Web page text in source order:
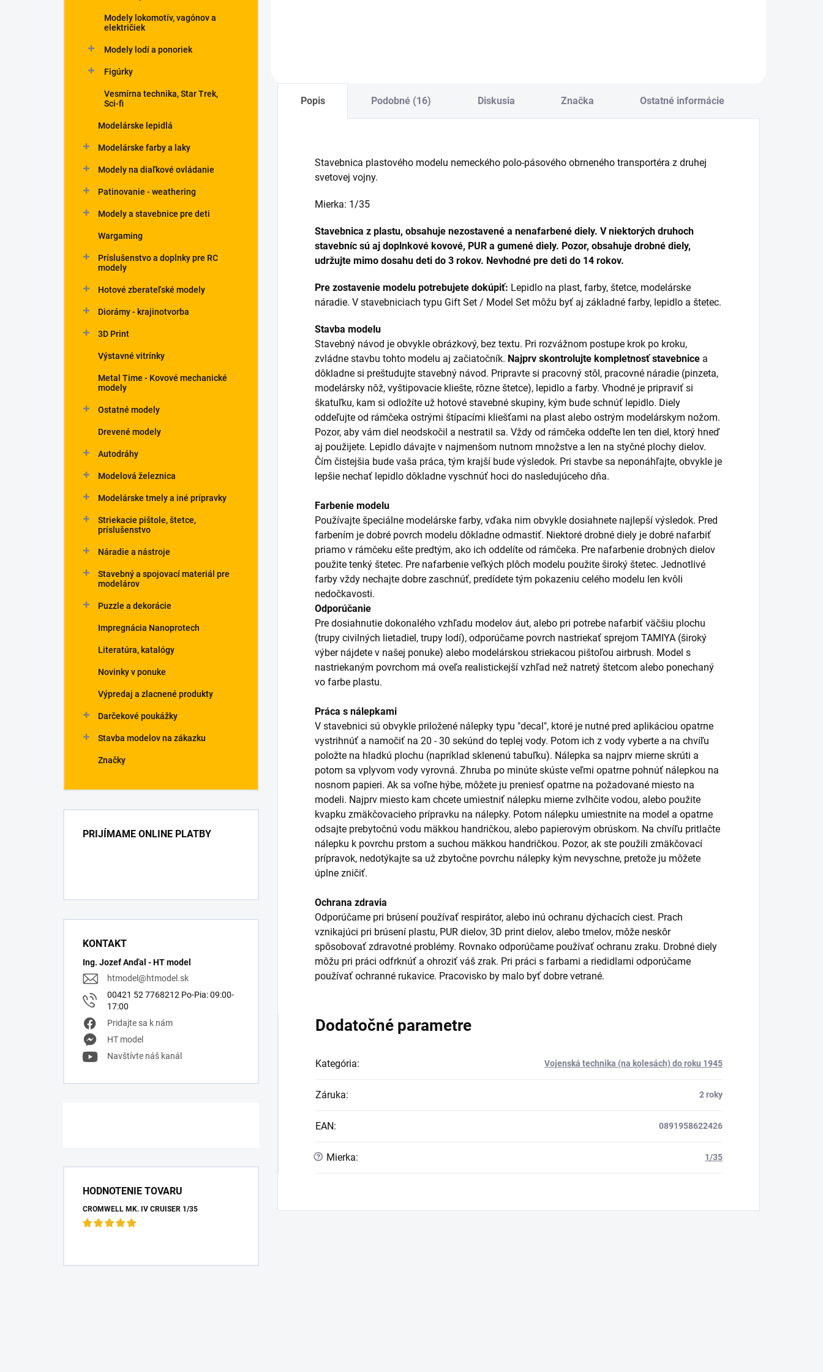
Modely lokomotív, vagónov a
električiek
Modely lodí a ponoriek
Figúrky
Vesmírna technika, Star Trek,
Sci-fi
Modelárske lepidlá
Modelárske farby a laky
Modely na diaľkové ovládanie
Patinovanie - weathering
Modely a stavebnice pre deti
Wargaming
Príslušenstvo a doplnky pre RC
modely
Hotové zberateľské modely
Diorámy - krajinotvorba
3D Print
Výstavné vitrínky
Metal Time - Kovové mechanické
modely
Ostatné modely
Drevené modely
Autodráhy
Modelová železnica
Modelárske tmely a iné prípravky
Striekacie pištole, štetce,
príslušenstvo
Náradie a nástroje
Stavebný a spojovací materiál pre
modelárov
Puzzle a dekorácie
Impregnácia Nanoprotech
Literatúra, katalógy
Novinky v ponuke
Výpredaj a zlacnené produkty
Darčekové poukážky
Stavba modelov na zákazku
Značky
PRIJÍMAME ONLINE PLATBY
KONTAKT
Ing. Jozef Anďal - HT model
htmodel@htmodel.sk
00421 52 7768212 Po-Pia: 09:00-
17:00
Pridajte sa k nám
HT model
Navštívte náš kanál
HODNOTENIE TOVARU
CROMWELL MK. IV CRUISER 1/35
Popis Podobné (16) Diskusia Značka Ostatné informácie
Stavebnica plastového modelu nemeckého polo-pásového obrneného transportéra z druhej
svetovej vojny.
Mierka: 1/35
Stavebnica z plastu, obsahuje nezostavené a nenafarbené diely. V niektorých druhoch
stavebníc sú aj doplnkové kovové, PUR a gumené diely. Pozor, obsahuje drobné diely,
udržujte mimo dosahu deti do 3 rokov. Nevhodné pre deti do 14 rokov.
Pre zostavenie modelu potrebujete dokúpiť: Lepidlo na plast, farby, štetce, modelárske
náradie. V stavebniciach typu Gift Set / Model Set môžu byť aj základné farby, lepidlo a štetec.
Stavba modelu
Stavebný návod je obvykle obrázkový, bez textu. Pri rozvážnom postupe krok po kroku,
zvládne stavbu tohto modelu aj začiatočník. Najprv skontrolujte kompletnosť stavebnice a
dôkladne si preštudujte stavebný návod. Pripravte si pracovný stôl, pracovné náradie (pinzeta,
modelársky nôž, vyštipovacie kliešte, rôzne štetce), lepidlo a farby. Vhodné je pripraviť si
škatuľku, kam si odložíte už hotové stavebné skupiny, kým bude schnúť lepidlo. Diely
oddeľujte od rámčeka ostrými štípacími kliešťami na plast alebo ostrým modelárskym nožom.
Pozor, aby vám diel neodskočil a nestratil sa. Vždy od rámčeka oddeľte len ten diel, ktorý hneď
aj použijete. Lepidlo dávajte v najmenšom nutnom množstve a len na styčné plochy dielov.
Čím čistejšia bude vaša práca, tým krajší bude výsledok. Pri stavbe sa neponáhľajte, obvykle je
lepšie nechať lepidlo dôkladne vyschnúť hoci do nasledujúceho dňa.
Farbenie modelu
Používajte špeciálne modelárske farby, vďaka nim obvykle dosiahnete najlepší výsledok. Pred
farbením je dobré povrch modelu dôkladne odmastiť. Niektoré drobné diely je dobré nafarbiť
priamo v rámčeku ešte predtým, ako ich oddelíte od rámčeka. Pre nafarbenie drobných dielov
použite tenký štetec. Pre nafarbenie veľkých plôch modelu použite široký štetec. Jednotlivé
farby vždy nechajte dobre zaschnúť, predídete tým pokazeniu celého modelu len kvôli
nedočkavosti.
Odporúčanie
Pre dosiahnutie dokonalého vzhľadu modelov áut, alebo pri potrebe nafarbiť väčšiu plochu
(trupy civilných lietadiel, trupy lodí), odporúčame povrch nastriekať sprejom TAMIYA (široký
výber nájdete v našej ponuke) alebo modelárskou striekacou pištoľou airbrush. Model s
nastriekaným povrchom má oveľa realistickejší vzhľad než natretý štetcom alebo ponechaný
vo farbe plastu.
Práca s nálepkami
V stavebnici sú obvykle priložené nálepky typu "decal", ktoré je nutné pred aplikáciou opatrne
vystrihnúť a namočiť na 20 - 30 sekúnd do teplej vody. Potom ich z vody vyberte a na chvíľu
položte na hladkú plochu (napríklad sklenenú tabuľku). Nálepka sa najprv mierne skrúti a
potom sa vplyvom vody vyrovná. Zhruba po minúte skúste veľmi opatrne pohnúť nálepkou na
nosnom papieri. Ak sa voľne hýbe, môžete ju preniesť opatrne na požadované miesto na
modeli. Najprv miesto kam chcete umiestniť nálepku mierne zvlhčite vodou, alebo použite
kvapku zmäkčovacieho prípravku na nálepky. Potom nálepku umiestnite na model a opatrne
odsajte prebytočnú vodu mäkkou handričkou, alebo papierovým obrúskom. Na chvíľu pritlačte
nálepku k povrchu prstom a suchou mäkkou handričkou. Pozor, ak ste použili zmäkčovací
prípravok, nedotýkajte sa už zbytočne povrchu nálepky kým nevyschne, pretože ju môžete
úplne zničiť.
Ochrana zdravia
Odporúčame pri brúsení používať respirátor, alebo inú ochranu dýchacích ciest. Prach
vznikajúci pri brúsení plastu, PUR dielov, 3D print dielov, alebo tmelov, môže neskôr
spôsobovať zdravotné problémy. Rovnako odporúčame používať ochranu zraku. Drobné diely
môžu pri práci odfrknúť a ohroziť váš zrak. Pri práci s farbami a riedidlami odporúčame
používať ochranné rukavice. Pracovisko by malo byť dobre vetrané.
Dodatočné parametre
Kategória: Vojenská technika (na kolesách) do roku 1945
Záruka: 2 roky
EAN: 0891958622426
? Mierka: 1/35